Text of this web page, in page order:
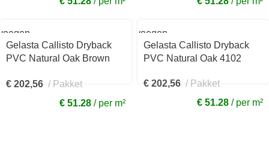
Gelasta Callisto Dryback
PVC Natural Oak Brown
€ 202,56
Pakket
€ 51.28
per m²
Toevoegen
winkelwagen
Gelasta Callisto Dryback
PVC Natural Oak 4102
€ 202,56
Pakket
€ 51.28
per m²